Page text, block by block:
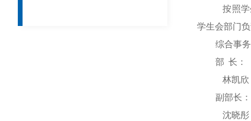
按照
学生会部门
综合事务
部 长 ：
林凯
副部长：
沈晓